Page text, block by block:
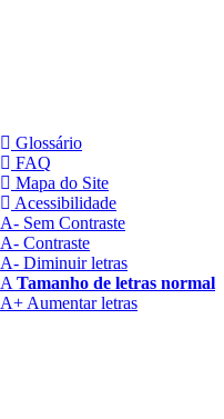
Glossário
FAQ
Mapa do Site
Acessibilidade
A- Sem Contraste
A- Contraste
A- Diminuir letras
A Tamanho de letras normal
A+ Aumentar letras